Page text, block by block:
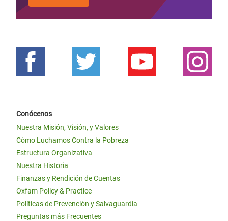
Conócenos
Nuestra Misión, Visión, y Valores
Cómo Luchamos Contra la Pobreza
Estructura Organizativa
Nuestra Historia
Finanzas y Rendición de Cuentas
Oxfam Policy & Practice
Políticas de Prevención y Salvaguardia
Preguntas más Frecuentes